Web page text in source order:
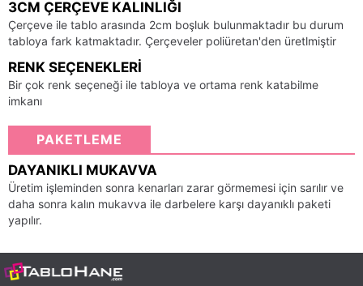
3CM ÇERÇEVE KALINLIĞI
Çerçeve ile tablo arasında 2cm boşluk bulunmaktadır bu durum
tabloya fark katmaktadır. Çerçeveler poliüretan'den üretlmiştir
RENK SEÇENEKLERI
Bir çok renk seçeneği ile tabloya ve ortama renk katabilme
imkanı
PAKETLEME
DAYANIKLI MUKAVVA
Üretim işleminden sonra kenarları zarar görmemesi için sarılır ve
daha sonra kalın mukavva ile darbelere karşı dayanıklı paketi
yapılır.